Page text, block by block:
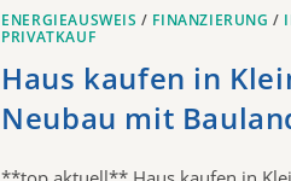
ENERGIEAUSWEIS / FINANZIERUNG /
PRIVATKAUF
Haus kaufen in
Neubau mit